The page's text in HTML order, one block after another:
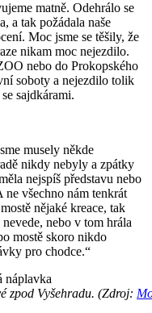
matně. Odehrálo se
a tak požádala naše
Moc jsme se těšily, že
nikam moc nejezdilo.
nebo do Prokopského
soboty a nejezdilo tolik
sajdkárami.
musely někde
nikdy nebyly a zpátky
nejspíš představu nebo
všechno nám tenkrát
nějaké kreace, tak
nebo v tom hrála
mostě skoro nikdo
pro chodce.“
zpod Vyšehradu. (Zdroj: